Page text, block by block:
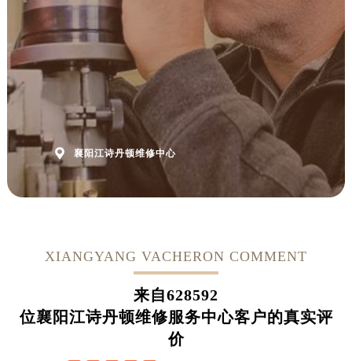
 襄阳江诗丹顿维修中心
XIANGYANG VACHERON COMMENT
来自628592
位襄阳江诗丹顿维修服务中心客户的真实评
价